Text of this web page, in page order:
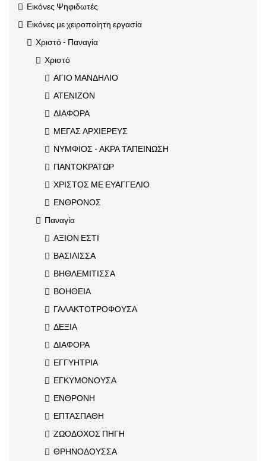
Εικόνες Ψηφιδωτές
Εικόνες με χειροποίητη εργασία
Χριστό - Παναγία
Χριστό
ΑΓΙΟ ΜΑΝΔΗΛΙΟ
ΑΤΕΝΙΖΟΝ
ΔΙΑΦΟΡΑ
ΜΕΓΑΣ ΑΡΧΙΕΡΕΥΣ
ΝΥΜΦΙΟΣ - ΑΚΡΑ ΤΑΠΕΙΝΩΣΗ
ΠΑΝΤΟΚΡΑΤΩΡ
ΧΡΙΣΤΟΣ ΜΕ ΕΥΑΓΓΕΛΙΟ
ΕΝΘΡΟΝΟΣ
Παναγία
ΑΞΙΟΝ ΕΣΤΙ
ΒΑΣΙΛΙΣΣΑ
ΒΗΘΛΕΜΙΤΙΣΣΑ
ΒΟΗΘΕΙΑ
ΓΑΛΑΚΤΟΤΡΟΦΟΥΣΑ
ΔΕΞΙΑ
ΔΙΑΦΟΡΑ
ΕΓΓΥΗΤΡΙΑ
ΕΓΚΥΜΟΝΟΥΣΑ
ΕΝΘΡΟΝΗ
ΕΠΤΑΣΠΑΘΗ
ΖΩΟΔΟΧΟΣ ΠΗΓΗ
ΘΡΗΝΟΔΟΥΣΣΑ